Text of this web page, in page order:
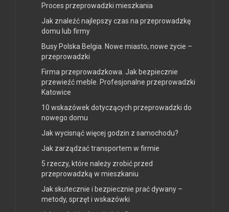
Proces przeprowadzki mieszkania
Jak znaleźć najlepszy czas na przeprowadzkę
domu lub firmy
Busy Polska Belgia. Nowe miasto, nowe życie –
przeprowadzki
Firma przeprowadzkowa. Jak bezpiecznie
przewieźć meble. Profesjonalne przeprowadzki
Katowice
10 wskazówek dotyczących przeprowadzki do
nowego domu
Jak wycisnąć więcej godzin z samochodu?
Jak zarządzać transportem w firmie
5 rzeczy, które należy zrobić przed
przeprowadzką w mieszkaniu
Jak skutecznie i bezpiecznie prać dywany –
metody, sprzęt i wskazówki